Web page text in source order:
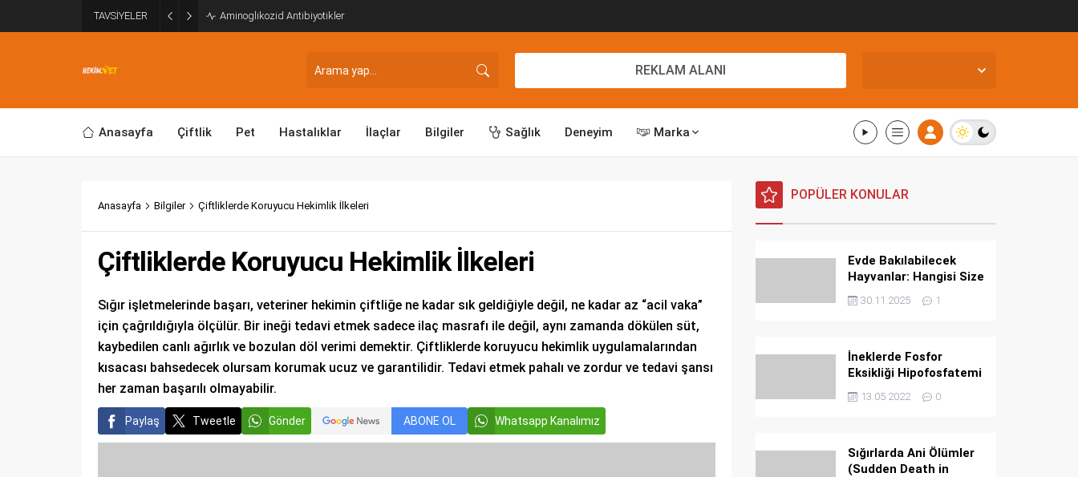
TAVSİYELER Aminoglikozid Antibiyotikler
REKLAM ALANI
Anasayfa Çiftlik Pet Hastalıklar İlaçlar Bilgiler Sağlık Deneyim Marka
Anasayfa Bilgiler Çiftliklerde Koruyucu Hekimlik İlkeleri
Çiftliklerde Koruyucu Hekimlik İlkeleri
Sığır işletmelerinde başarı, veteriner hekimin çiftliğe ne kadar sık geldiğiyle değil, ne kadar az “acil vaka”
için çağrıldığıyla ölçülür. Bir ineği tedavi etmek sadece ilaç masrafı ile değil, aynı zamanda dökülen süt,
kaybedilen canlı ağırlık ve bozulan döl verimi demektir. Çiftliklerde koruyucu hekimlik uygulamalarından
kısacası bahsedecek olursam korumak ucuz ve garantilidir. Tedavi etmek pahalı ve zordur ve tedavi şansı
her zaman başarılı olmayabilir.
Paylaş Tweetle Gönder ABONE OL Whatsapp Kanalımız
POPÜLER KONULAR
Evde Bakılabilecek
Hayvanlar: Hangisi Size
Uygun?
30.11.2025 1
İneklerde Fosfor
Eksikliği Hipofosfatemi
Nedir ?
13.05.2022 0
Sığırlarda Ani Ölümler
(Sudden Death in